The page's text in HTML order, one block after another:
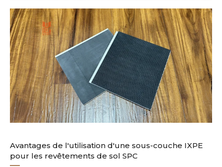
Avantages de l'utilisation d'une sous-couche IXPE
pour les revêtements de sol SPC